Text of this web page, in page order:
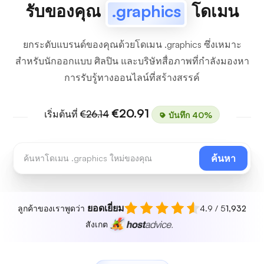
รับของคุณ .graphics โดเมน
ยกระดับแบรนด์ของคุณด้วยโดเมน .graphics ซึ่งเหมาะ
สำหรับนักออกแบบ ศิลปิน และบริษัทสื่อภาพที่กำลังมองหา
การรับรู้ทางออนไลน์ที่สร้างสรรค์
เริ่มต้นที่ €26.14 €20.91 บันทึก 40%
ค้นหา
ลูกค้าของเราพูดว่า ยอดเยี่ยม 4.9 / 51,932
สังเกต